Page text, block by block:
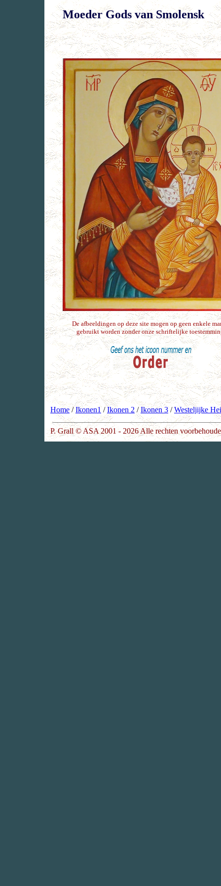
Moeder Gods van Smolensk
De afbeeldingen op deze site mogen op geen enkele
gebruikt worden zonder onze schriftelijke
Home/Ikonen1/Ikonen 2 /Ikonen 3/Westeljijke
P. Grall © ASA 2001 - 2026 Alle rechten